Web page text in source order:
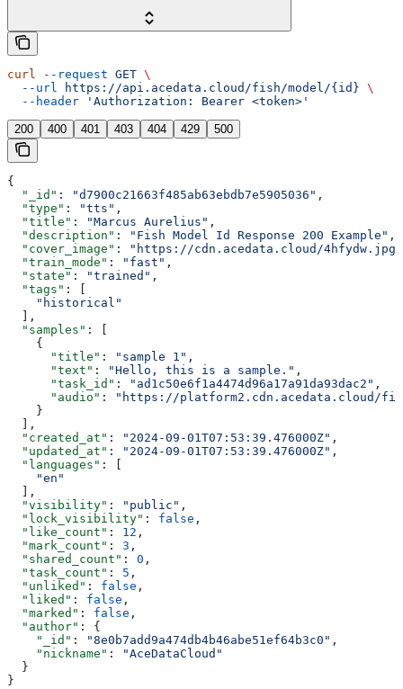
curl --request GET \
  --url
https://api.acedata.cloud/fish/model/{id} \
  --header
'Authorization: Bearer <token>'
200 400 401 403 404 429 500
{
  "_id"
: "d7900c21663f485ab63ebdb7e5905036" ,
  "type"
: "tts" ,
  "title"
: "Marcus Aurelius" ,
  "description"
: "Fish Model Id Response 200 Example" ,
  "cover_image"
:
"https://cdn.acedata.cloud/4hfydw.jpg"
  "train_mode"
: "fast" ,
  "state"
: "trained" ,
  "tags"
: [
    "historical"
  ],
  "samples"
: [
    {
      "title"
: "sample 1" ,
      "text"
: "Hello, this is a sample." ,
      "task_id"
: "ad1c50e6f1a4474d96a17a91da93dac2" ,
      "audio"
:
"https://platform2.cdn.acedata.cloud/fish/
    }
  ],
  "created_at"
: "2024-09-01T07:53:39.476000Z" ,
  "updated_at"
: "2024-09-01T07:53:39.476000Z" ,
  "languages"
: [
    "en"
  ],
  "visibility"
: "public" ,
  "lock_visibility"
: false ,
  "like_count"
: 12 ,
  "mark_count"
: 3 ,
  "shared_count"
: 0 ,
  "task_count"
: 5 ,
  "unliked"
: false ,
  "liked"
: false ,
  "marked"
: false ,
  "author"
: {
    "_id"
: "8e0b7add9a474db4b46abe51ef64b3c0" ,
    "nickname"
:
"AceDataCloud"
  }
}